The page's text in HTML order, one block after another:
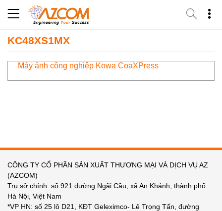
KC48XS1MX
Máy ảnh công nghiệp Kowa CoaXPress
CÔNG TY CỔ PHẦN SẢN XUẤT THƯƠNG MẠI VÀ DỊCH VỤ AZ
(AZCOM)
Trụ sở chính: số 921 đường Ngãi Cầu, xã An Khánh, thành phố
Hà Nội, Việt Nam
*VP HN: số 25 lô D21, KĐT Geleximco- Lê Trọng Tấn, đường